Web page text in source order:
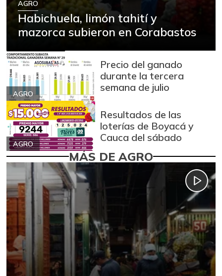
AGRO
Habichuela, limón tahití y
mazorca subieron en Corabastos
AGRO
Precio del ganado
durante la tercera
semana de julio
AGRO
Resultados de las
loterías de Boyacá y
Cauca del sábado
MÁS DE AGRO